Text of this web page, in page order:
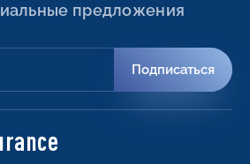
предложения
Подписаться